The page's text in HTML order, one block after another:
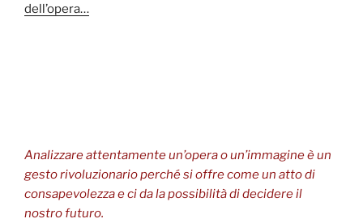
dell’opera…
Analizzare attentamente un’opera o un’immagine è un
gesto rivoluzionario perché si offre come un atto di
consapevolezza e ci da la possibilità di decidere il
nostro futuro.